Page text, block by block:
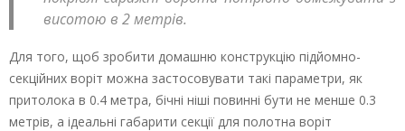
висотою в 2 метрів.
Для того, щоб зробити домашню конструкцію підйомно-
секційних воріт можна застосовувати такі параметри, як
притолока в 0.4 метра, бічні ніші повинні бути не менше 0.3
метрів, а ідеальні габарити секції для полотна воріт